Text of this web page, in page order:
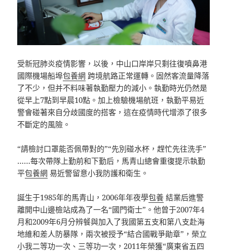
受新冠肺炎疫情影響，以後，中山口岸岸只剩往復噴鼻港
國際機場船埠包養網 跨境航路正常運轉。固然客流量降落
了不少，但并不料味著執勤壓力的減小。執勤時光仍然是
從早上7點到早晨10點。加上檢驗機場航班，執勤平易近
警會碰著來自分歧國度的搭客，這在疫情時代增添了很多
不斷定的風險。
“請檢討口罩能否佩帶對的”“先別碰水杯，趕忙先往洗手”
……每次帶隊上勤前和下勤后，馬青山總會重復提示執勤
平包養網 易近警留意小我防護和衛生。
誕生于1985年的馬青山，2006年年夜學包養 結業后進警
離開中山邊檢站成為了一名“國門衛士”。他曾于2007年4
月和2009年6月分辨餐與加入了我國第五支和第八支赴海
地維和差人防暴隊，兩次被授予“結合國戰爭勛章”，榮立
小我二等功一次、三等功一次，2011年榮獲“廣東省五四